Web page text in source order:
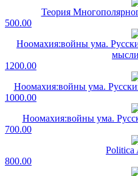
Теория
500.00
Ноомахия:войны ума.
1200.00
Ноомахия:войны ума.
1000.00
Ноомахия:войны ума.
700.00
Politica
800.00